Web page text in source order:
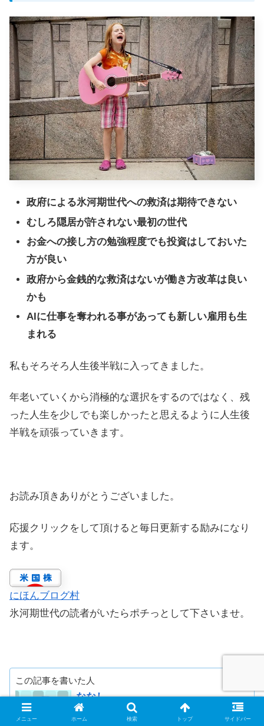
政府による氷河期世代への救済は期待できない
むしろ隠居が許されない最初の世代
お金への接し方の勉強程度でも投資はしておいた
方が良い
政府から金銭的な救済はないが働き方改革は良い
かも
AIに仕事を奪われる事があっても新しい雇用も生
まれる
私もそろそろ人生後半戦に入ってきました。
年老いていくから消極的な選択をするのではなく、残
った人生を少しでも楽しかったと思えるように人生後
半戦を頑張っていきます。
お読み頂きありがとうございました。
応援クリックをして頂けると毎日更新する励みになり
ます。
にほんブログ村
氷河期世代の読者がいたらポチっとして下さいませ。
この記事を書いた人
ななし
1976年生まれ、超就職氷河期世代のインデ
メニュー ホーム 検索 トップ サイドバー